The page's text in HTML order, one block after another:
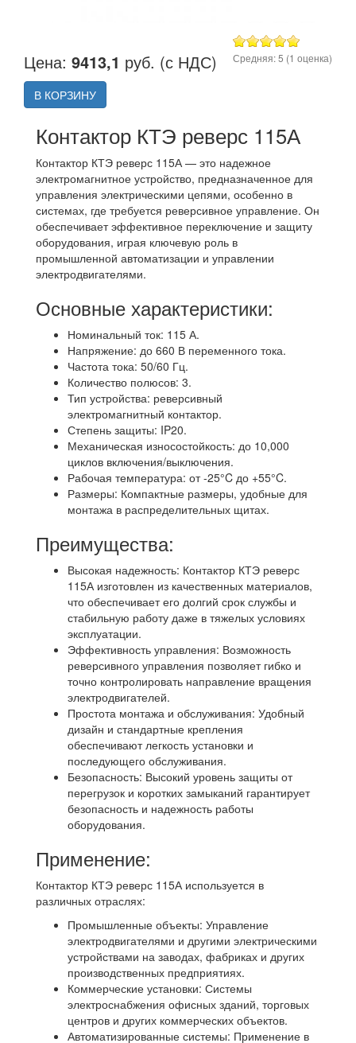
Цена: 9413,1 руб. (с НДС)
В КОРЗИНУ
Средняя:5 (1 оценка)
Контактор КТЭ реверс 115А
Контактор КТЭ реверс 115А — это надежное
электромагнитное устройство, предназначенное для
управления электрическими цепями, особенно в
системах, где требуется реверсивное управление. Он
обеспечивает эффективное переключение и защиту
оборудования, играя ключевую роль в
промышленной автоматизации и управлении
электродвигателями.
Основные характеристики:
Номинальный ток: 115 А.
Напряжение: до 660 В переменного тока.
Частота тока: 50/60 Гц.
Количество полюсов: 3.
Тип устройства: реверсивный
электромагнитный контактор.
Степень защиты: IP20.
Механическая износостойкость: до 10,000
циклов включения/выключения.
Рабочая температура: от -25°C до +55°C.
Размеры: Компактные размеры, удобные для
монтажа в распределительных щитах.
Преимущества:
Высокая надежность: Контактор КТЭ реверс
115А изготовлен из качественных материалов,
что обеспечивает его долгий срок службы и
стабильную работу даже в тяжелых условиях
эксплуатации.
Эффективность управления: Возможность
реверсивного управления позволяет гибко и
точно контролировать направление вращения
электродвигателей.
Простота монтажа и обслуживания: Удобный
дизайн и стандартные крепления
обеспечивают легкость установки и
последующего обслуживания.
Безопасность: Высокий уровень защиты от
перегрузок и коротких замыканий гарантирует
безопасность и надежность работы
оборудования.
Применение:
Контактор КТЭ реверс 115А используется в
различных отраслях:
Промышленные объекты: Управление
электродвигателями и другими электрическими
устройствами на заводах, фабриках и других
производственных предприятиях.
Коммерческие установки: Системы
электроснабжения офисных зданий, торговых
центров и других коммерческих объектов.
Автоматизированные системы: Применение в